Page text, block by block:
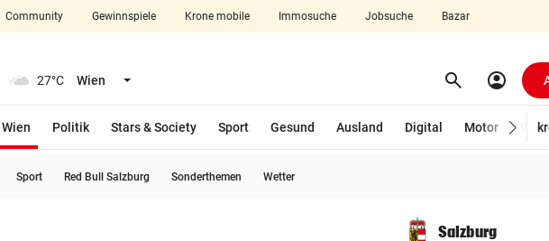
closeSchließen
arrow_right
Community Gewinnspiele Krone mobile Immosuche Jobsuche Bazar
27°C Wien Menü aufklappen search Suchen
account_circle
Wien
Politik
Stars & Society Sport Gesund Ausland Digital Motor
Sport Red Bull Salzburg Sonderthemen Wetter
Salzburg